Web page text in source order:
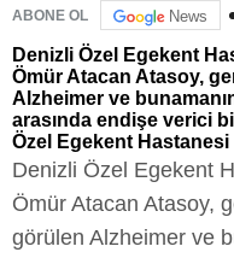
ABONE OL News
Denizli Özel Egekent
Ömür Atacan Atasoy,
Alzheimer ve
arasında endişe verici
Özel Egekent Hastanesi
Denizli Özel Egekent
Ömür Atacan Atasoy,
görülen Alzheimer ve